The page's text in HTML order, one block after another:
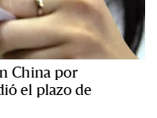
China por
el plazo de